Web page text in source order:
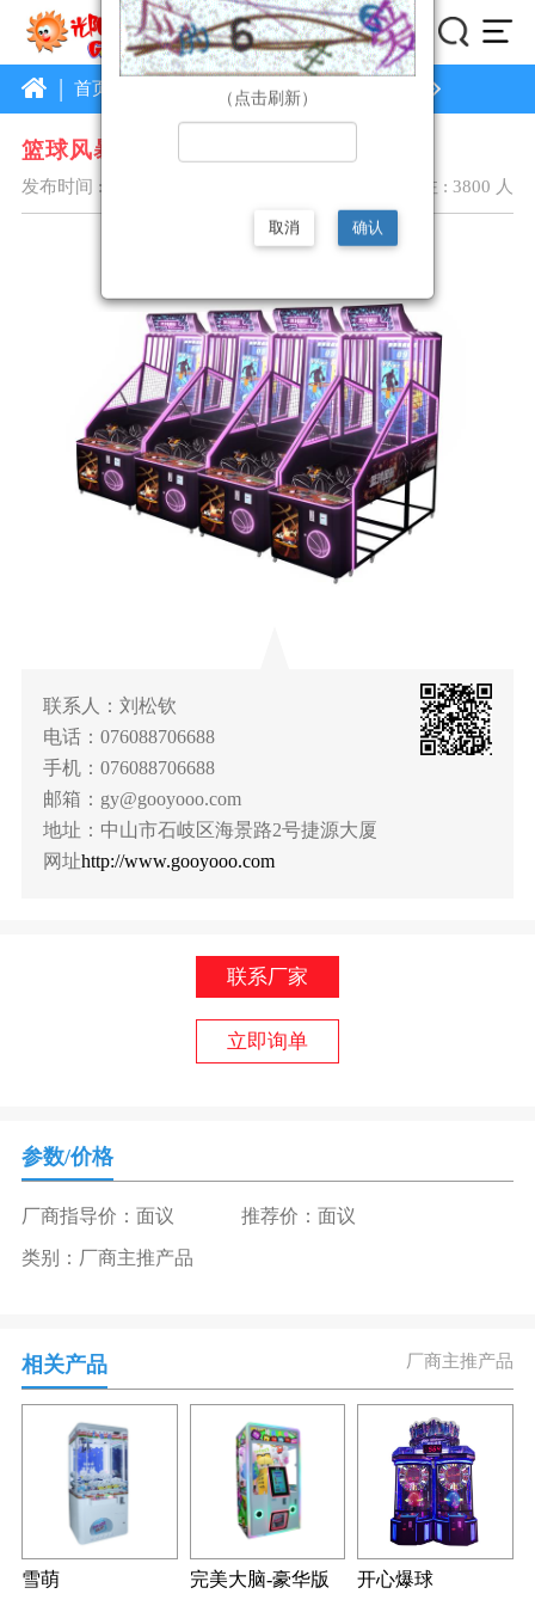
| 首页 厂商主推产品
篮球风暴
发布时间 :2020/12/16 9:58:40 关注 : 3800 人
联系人：刘松钦
电话：076088706688
手机：076088706688
邮箱：gy@gooyooo.com
地址：中山市石岐区海景路2号捷源大厦
网址http://www.gooyooo.com
联系厂家
立即询单
参数/价格
厂商指导价：面议 推荐价：面议
类别：厂商主推产品
相关产品 厂商主推产品
雪萌 完美大脑-豪华版 开心爆球
（点击刷新）
取消 确认